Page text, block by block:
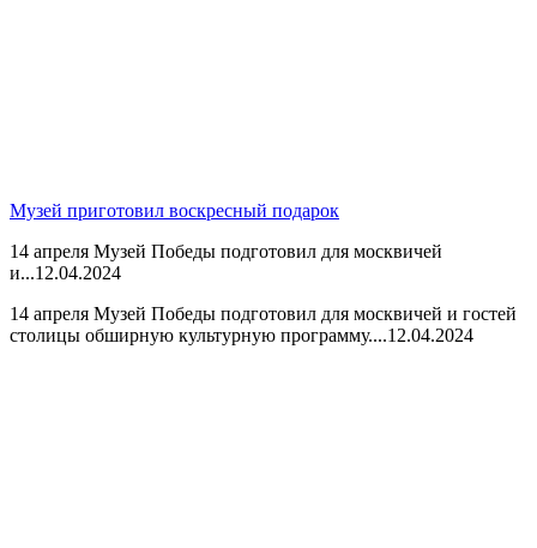
Музей приготовил воскресный подарок
14 апреля Музей Победы подготовил для москвичей
и...12.04.2024
14 апреля Музей Победы подготовил для москвичей и гостей
столицы обширную культурную программу....12.04.2024